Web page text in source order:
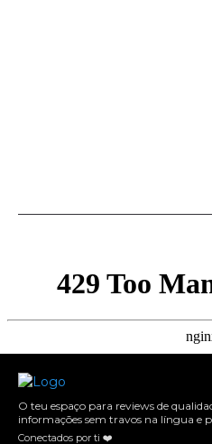
O teu espaço para reviews de
informações sem travos na língua e
Conectados por ti ❤️